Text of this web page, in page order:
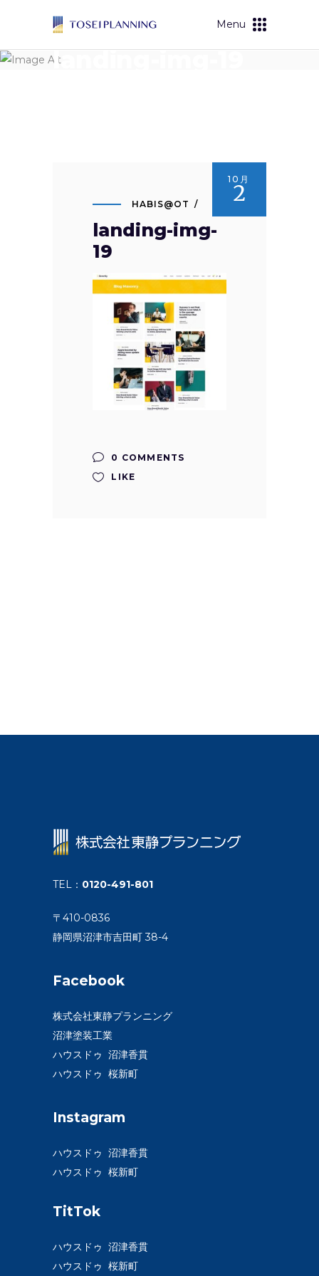
Menu
landing-img-19
10月
2
HABIS@OT
landing-img-
19
0 COMMENTS
LIKE
TEL ： 0120-491-801
〒410-0836
静岡県沼津市吉田町 38-4
Facebook
株式会社東静プランニング
沼津塗装工業
ハウスドゥ 沼津香貫
ハウスドゥ 桜新町
Instagram
ハウスドゥ 沼津香貫
ハウスドゥ 桜新町
TitTok
ハウスドゥ 沼津香貫
ハウスドゥ 桜新町